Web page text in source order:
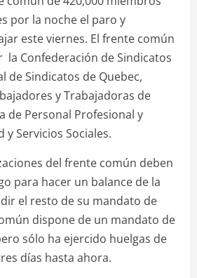
por la noche el paro y
este viernes. El frente común
Confederación de Sindicatos
de Sindicatos de Quebec,
y Trabajadoras de
de Personal Profesional y
y Servicios Sociales.
del frente común deben
para hacer un balance de la
el resto de su mandato de
dispone de un mandato de
sólo ha ejercido huelgas de
días hasta ahora.